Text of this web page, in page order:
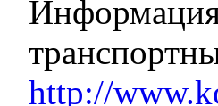
http://